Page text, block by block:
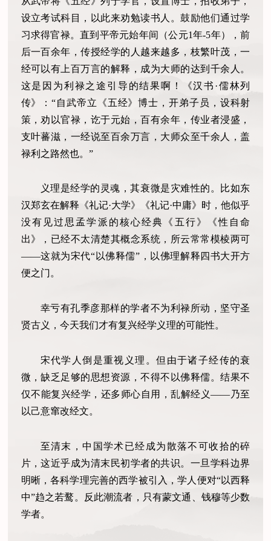
设立考试科目，以此来劝勉读书人。鼓励他们通过学
习求得官禄。直到平帝元始年间（公元1年-5年），前
后一百余年，传授经学的人越来越多，枝繁叶茂，一
经可以有上百万言的解释，成为大师的达到千余人。
这是因为利禄之途引导的结果啊！《汉书·儒林列
传》：“自武帝立《五经》博士，开弟子员，设科射
策，劝以官禄，讫于元始，百有余年，传业者浸盛，
支叶蕃滋，一经说至百余万言，大师众至千余人，盖
禄利之路然也。”
义理是经学的灵魂，其衰微是灾难性的。比如东
汉郑玄在解释《礼记·大学》《礼记·中庸》时，他似乎
没有见过思孟学派的核心经典《五行》《性自命
出》，已经不太清楚其概念系统，所云常常模棱两可
——这就为宋代“以佛释儒”，以佛理解释四书大开方
便之门。
幸亏有孔季彦那样的学者不为利禄所动，坚守圣
贤古义，今天我们才有复兴经学义理的可能性。
宋代学人倒是重视义理。但由于诸子经传的衰
微，缺乏足够的思想资源，不得不以佛释儒。结果不
仅不能复兴经学，还多师心自用，乱解经义——乃至
以己意窜改经文。
至清末，中国学术已经成为散落不可收拾的碎
片，这近乎成为清末民初学者的共识。一旦学科边界
明晰，各科学理完善的西学被引入，学人便对“以西释
中”趋之若鹜。反此潮流者，只有蒙文通、钱穆等少数
学者。